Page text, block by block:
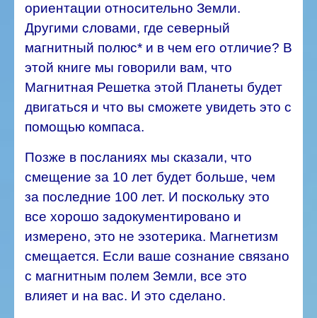
ориентации относительно Земли.
Другими словами, где северный
магнитный полюс* и в чем его отличие? В
этой книге мы говорили вам, что
Магнитная Решетка этой Планеты будет
двигаться и что вы сможете увидеть это с
помощью компаса.
Позже в посланиях мы сказали, что
смещение за 10 лет будет больше, чем
за последние 100 лет. И поскольку это
все хорошо задокументировано и
измерено, это не эзотерика. Магнетизм
смещается. Если ваше сознание связано
с магнитным полем Земли, все это
влияет и на вас. И это сделано.